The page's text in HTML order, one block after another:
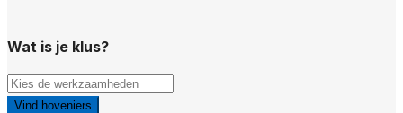
Wat is je klus?
Vind hoveniers